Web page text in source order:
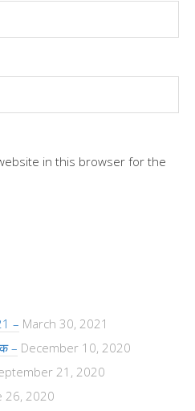
in this browser for the
– March 30, 2021
– December 10, 2020
21, 2020
26, 2020